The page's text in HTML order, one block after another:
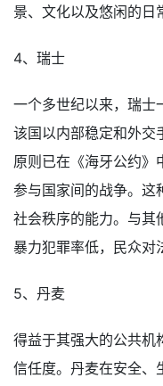
景、文化以及悠闲的日
4、瑞士
一个多世纪以来，瑞士
该国以内部稳定和外交
原则已在《海牙公约》
参与国家间的战争。这
社会秩序的能力。与其
暴力犯罪率低，民众对
5、丹麦
得益于其强大的公共机
信任度。丹麦在安全、